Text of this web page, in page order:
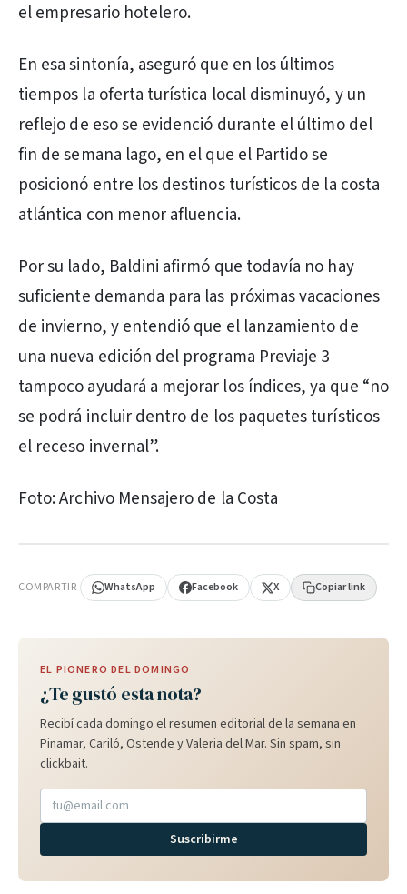
el empresario hotelero.
En esa sintonía, aseguró que en los últimos
tiempos la oferta turística local disminuyó, y un
reflejo de eso se evidenció durante el último del
fin de semana lago, en el que el Partido se
posicionó entre los destinos turísticos de la costa
atlántica con menor afluencia.
Por su lado, Baldini afirmó que todavía no hay
suficiente demanda para las próximas vacaciones
de invierno, y entendió que el lanzamiento de
una nueva edición del programa Previaje 3
tampoco ayudará a mejorar los índices, ya que “no
se podrá incluir dentro de los paquetes turísticos
el receso invernal”.
Foto: Archivo Mensajero de la Costa
COMPARTIR WhatsApp Facebook X Copiar link
EL PIONERO DEL DOMINGO
¿Te gustó esta nota?
Recibí cada domingo el resumen editorial de la semana en
Pinamar, Cariló, Ostende y Valeria del Mar. Sin spam, sin
clickbait.
Suscribirme